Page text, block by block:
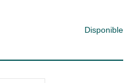
Disponible